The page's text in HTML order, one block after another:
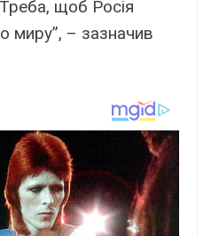
щоб Росія
миру”, – зазначив